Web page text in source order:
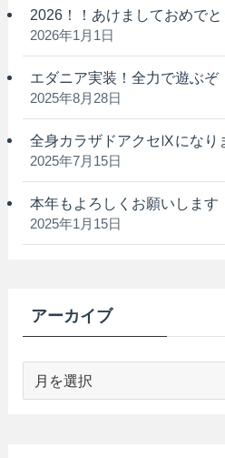
2026！！あけましておめでと
2026年1月1日
エダニア実装！全力で遊ぶぞ
2025年8月28日
全身カラザドアクセⅨになり
2025年7月15日
本年もよろしくお願いします
2025年1月15日
アーカイブ